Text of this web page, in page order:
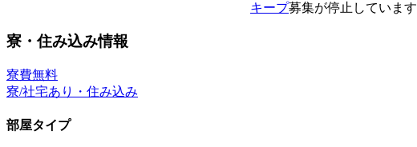
キープ募集が停止しています
寮・住み込み情報
寮費無料
寮/社宅あり・住み込み
部屋タイプ